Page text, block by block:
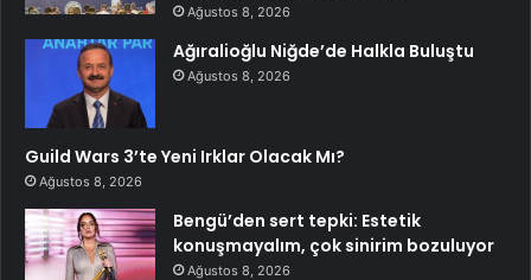
Ağustos 8, 2026
Ağıralioğlu Niğde’de Halkla Buluştu
Ağustos 8, 2026
Guild Wars 3’te Yeni Irklar Olacak Mı?
Ağustos 8, 2026
Bengü’den sert tepki: Estetik
konuşmayalım, çok sinirim bozuluyor
Ağustos 8, 2026